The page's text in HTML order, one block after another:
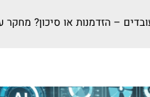
– הזדמנות או סיכון? מחקר